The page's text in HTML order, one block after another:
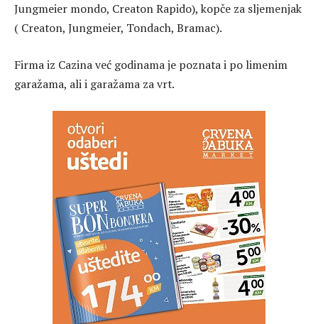
Jungmeier mondo, Creaton Rapido), kopče za sljemenjak
( Creaton, Jungmeier, Tondach, Bramac).
Firma iz Cazina već godinama je poznata i po limenim
garažama, ali i garažama za vrt.